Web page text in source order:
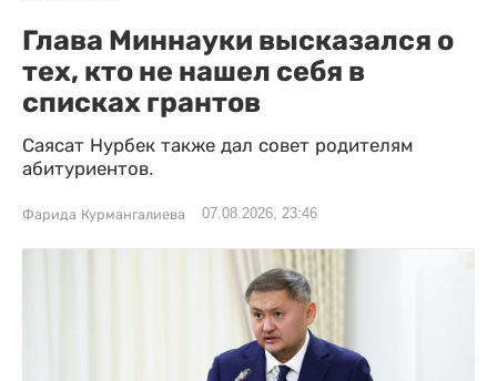
Глава Миннауки высказался о
тех, кто не нашел себя в
списках грантов
Саясат Нурбек также дал совет родителям
абитуриентов.
Фарида Курмангалиева 07.08.2026, 23:46